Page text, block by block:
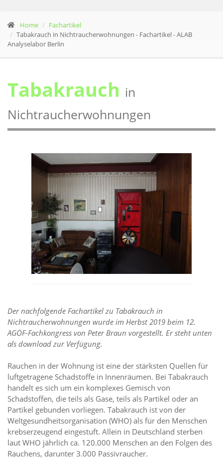
Home
Fachartikel
Tabakrauch in Nichtraucherwohnungen - Fachartikel - ALAB
Analyselabor Berlin
Tabakrauch in
Nichtraucherwohnungen
Der nachfolgende Fachartikel zu Tabakrauch in
Nichtraucherwohnungen wurde im Herbst 2019 beim 12.
AGÖF-Fachkongress von Peter Braun vorgestellt. Er steht unten
als download zur Verfügung.
Rauchen in der Wohnung ist eine der stärksten Quellen für
luftgetragene Schadstoffe in Innenräumen. Bei Tabakrauch
handelt es sich um ein komplexes Gemisch von
Schadstoffen, die teils als Gase, teils als Partikel oder an
Partikel gebunden vorliegen. Tabakrauch ist von der
Weltgesundheitsorganisation (WHO) als für den Menschen
krebserzeugend eingestuft. Allein in Deutschland sterben
laut WHO jährlich ca. 120.000 Menschen an den Folgen des
Rauchens, darunter 3.000 Passivraucher.